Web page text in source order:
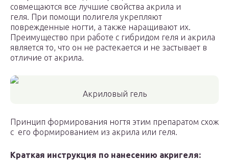
совмещаются все лучшие свойства акрила и
геля. При помощи полигеля укрепляют
поврежденные ногти, а также наращивают их.
Преимущество при работе с гибридом геля и акрила
является то, что он не растекается и не застывает в
отличие от акрила.
Акриловый гель
Принцип формирования ногтя этим препаратом схож
с его формированием из акрила или геля.
Краткая инструкция по нанесению акригеля: